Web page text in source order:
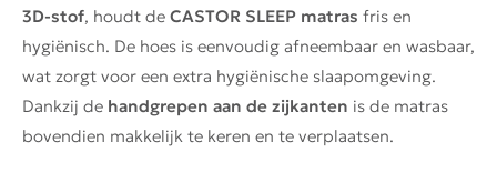
3D-stof, houdt de CASTOR SLEEP matras fris en
hygiënisch. De hoes is eenvoudig afneembaar en wasbaar,
wat zorgt voor een extra hygiënische slaapomgeving.
Dankzij de handgrepen aan de zijkanten is de matras
bovendien makkelijk te keren en te verplaatsen.